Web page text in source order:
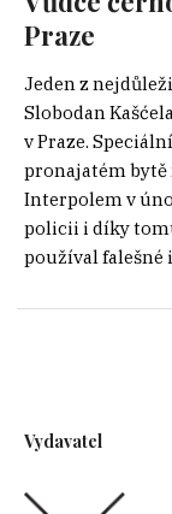
Praze
Jeden z
Slobodan
v Praze.
pronajatém bytě
Interpolem v
policii i díky
používal falešné
Vydavatel